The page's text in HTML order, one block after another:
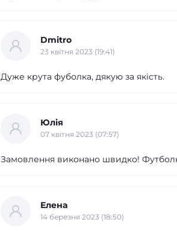
Dmitro
23 квітня 2023 (19:41)
Дуже крута фуболка, дякую за якість.
Юлія
07 квітня 2023 (07:57)
Замовлення виконано швидко!
Елена
14 березня 2023 (18:50)